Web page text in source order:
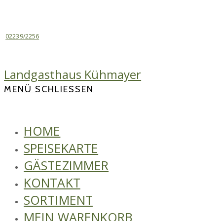
springen
02239/2256
Landgasthaus Kühmayer
MENÜ SCHLIESSEN
HOME
SPEISEKARTE
GÄSTEZIMMER
KONTAKT
SORTIMENT
MEIN WARENKORB